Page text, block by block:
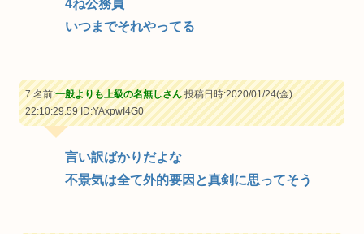
4ね公務員
いつまでそれやってる
7 名前:一般よりも上級の名無しさん投稿日時:2020/01/24(金)
22:10:29.59ID:YAxpwI4G0
言い訳ばかりだよな
不景気は全て外的要因と真剣に思ってそう